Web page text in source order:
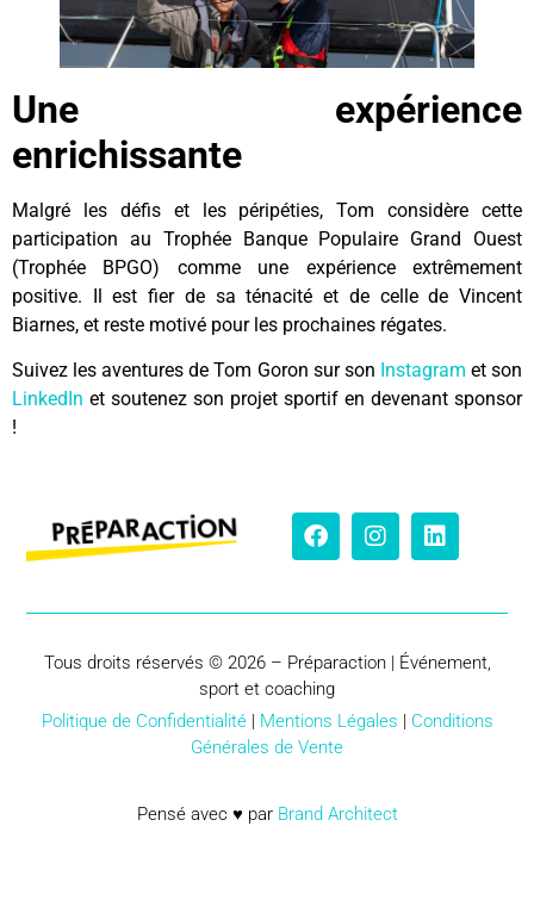
Une expérience
enrichissante
Malgré les défis et les péripéties, Tom considère cette
participation au Trophée Banque Populaire Grand Ouest
(Trophée BPGO) comme une expérience extrêmement
positive. Il est fier de sa ténacité et de celle de Vincent
Biarnes, et reste motivé pour les prochaines régates.
Suivez les aventures de Tom Goron sur son Instagram et son
LinkedIn et soutenez son projet sportif en devenant sponsor
!
Tous droits réservés © 2026 – Préparaction | Événement,
sport et coaching
Politique de Confidentialité| Mentions Légales | Conditions
Générales de Vente
Pensé avec ♥ par Brand Architect